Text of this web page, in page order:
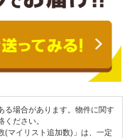
る場合があります。物件に関す
ださい。
(マイリスト追加数)」は、一定